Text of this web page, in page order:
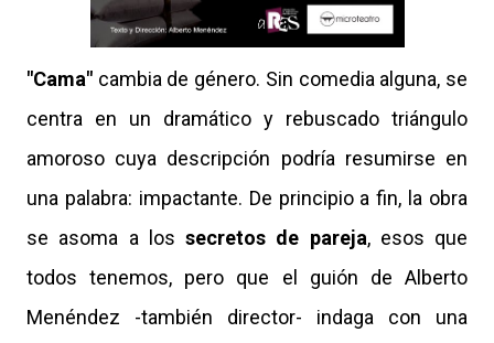
"Cama" cambia de género. Sin comedia alguna, se
centra en un dramático y rebuscado triángulo
amoroso cuya descripción podría resumirse en
una palabra: impactante. De principio a fin, la obra
se asoma a los secretos de pareja, esos que
todos tenemos, pero que el guión de Alberto
Menéndez -también director- indaga con una